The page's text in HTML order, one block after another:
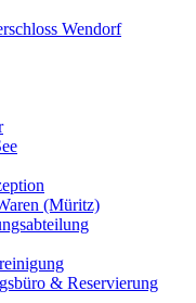
Wendorf
(Müritz)
& Reservierung